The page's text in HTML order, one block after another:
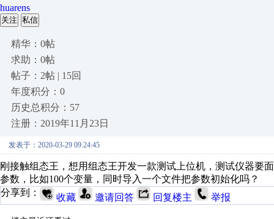
huarens
关注 私信
精华：0帖
求助：0帖
帖子：2帖 | 15回
年度积分：0
历史总积分：57
注册：2019年11月23日
发表于：2020-03-29 09:24:45
刚接触组态王，想用组态王开发一款测试上位机，测试仪器要
参数，比如100个变量，同时导入一个文件把参数初始化吗？
分享到：
收藏 邀请回答 回复楼主 举报